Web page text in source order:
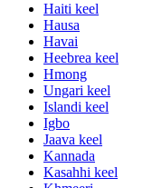
Haiti keel
Hausa
Havai
Heebrea keel
Hmong
Ungari keel
Islandi keel
Igbo
Jaava keel
Kannada
Kasahhi keel